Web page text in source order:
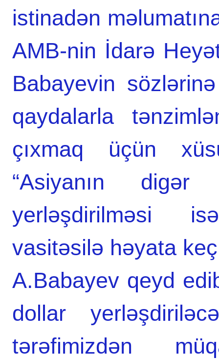
istinadən
AMB-nin İdarə
Babayevin
qaydalarla
çıxmaq üçün
“Asiyanın digər
yerləşdirilməsi
vasitəsilə həyata
A.Babayev qeyd
dollar
tərəfimizdən